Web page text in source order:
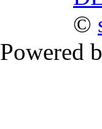
©
Powered